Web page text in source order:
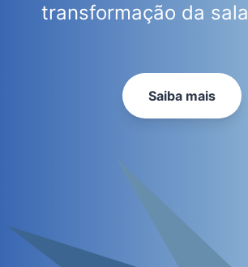
transformação da
Saiba mais